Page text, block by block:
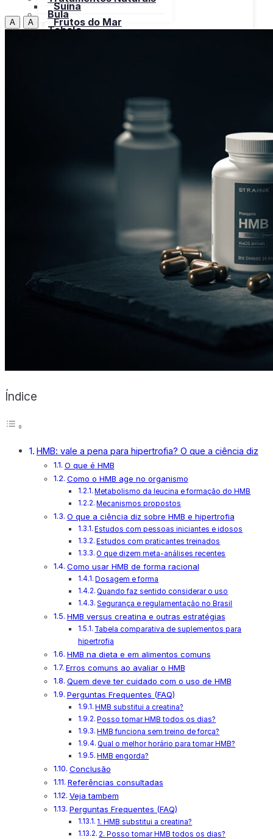
Suína
Frutos do Mar
Verduras, Hortaliças
Bula
Tabela
Frutos do Mar
Leite e Derivados
Verduras, Hortaliças
A A
Índice
HMB: vale a pena para hipertrofia? O que a ciência diz
O que é HMB
Como o HMB age no organismo
Metabolismo da leucina e formação do HMB
Mecanismos propostos
O que a ciência diz sobre HMB e hipertrofia
Estudos com pessoas iniciantes e idosos
Estudos com praticantes treinados
O que dizem meta-análises recentes
Como usar HMB de forma racional
Dosagem e forma
Quando faz sentido considerar o uso
Segurança e regulamentação no Brasil
HMB versus creatina e outras estratégias
Tabela comparativa de suplementos para
hipertrofia
HMB na dieta e em alimentos comuns
Erros comuns ao avaliar o HMB
Quem deve ter cuidado com o uso de HMB
Perguntas Frequentes (FAQ)
HMB substitui a creatina?
Posso tomar HMB todos os dias?
HMB funciona sem treino de força?
Qual o melhor horário para tomar HMB?
HMB engorda?
Conclusão
Referências consultadas
Veja tambem
Perguntas Frequentes (FAQ)
1. HMB substitui a creatina?
2. Posso tomar HMB todos os dias?